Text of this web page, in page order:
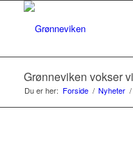
Grønneviken vokser
Du er her: Forside / Nyheter /